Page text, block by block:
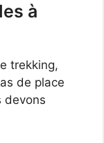
à
trekking,
de place
devons